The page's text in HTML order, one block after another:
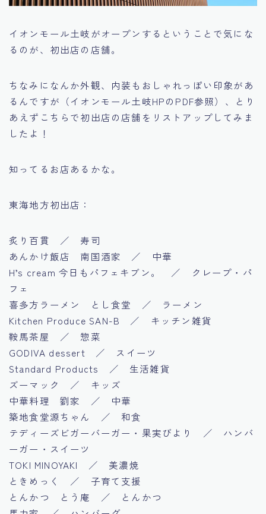
イオンモール土岐がオープンするということで気にな
るのが、初出店の店舗。
ちなみになんか外観、内装もおしゃれっぽい印象があ
るんですが（イオンモール土岐HPのPDF参照）、とり
あえずこちらで初出店の店舗をリストアップしてみま
したよ！
知ってるお店あるかな。
東海地方初出店：
炙り百貫 ／ 寿司
あんかけ飯店 南国酒家 ／ 中華
H’s cream 今日もパフェキブン。 ／ クレープ・パ
フェ
喜多方ラーメン とし食堂 ／ ラーメン
Kitchen Produce SAN-B ／ キッチン雑貨
鞍馬茶屋 ／ 惣菜
GODIVA dessert ／ スイーツ
Standard Products ／ 生活雑貨
ズーマック ／ キッズ
中華料理 劉家 ／ 中華
築地食堂源ちゃん ／ 和食
テディーズビガーバーガー・果実びより ／ ハンバ
ーガー・スイーツ
TOKI MINOYAKI ／ 美濃焼
ときめっく ／ 子育て支援
とんかつ とう庵 ／ とんかつ